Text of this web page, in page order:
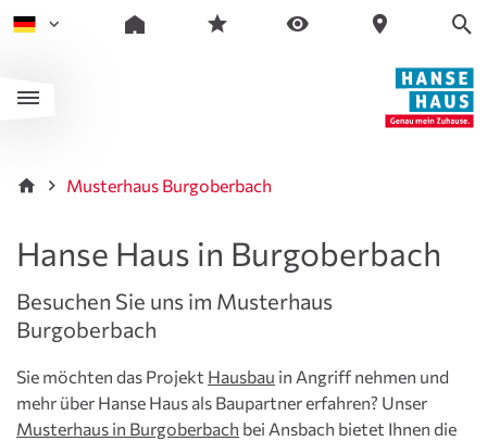
Musterhaus Burgoberbach
Besuchen Sie uns im Musterhaus
Burgoberbach
Hanse Haus in Burgoberbach
Sie möchten das Projekt Hausbau in Angriff nehmen und
mehr über Hanse Haus als Baupartner erfahren? Unser
Musterhaus in Burgoberbach bei Ansbach bietet Ihnen die